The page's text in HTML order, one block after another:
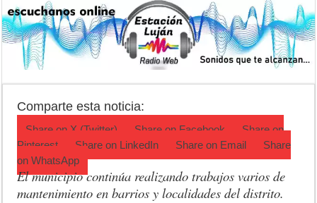
Luján volvió al Campeonato Provincial de bochas
Torres se prepara para una nueva fiesta gastronómica
Patentes: La Provincia lanzó un asistente virtual para consultar
Detuvieron a la mujer que acompañaba al acusado de balear a un
Comparte esta noticia:
Share on X (Twitter) Share on Facebook
Share on
Pinterest
Share on LinkedIn Share on Email
Share
onWhatsApp
El municipio continúa realizando trabajos varios de
mantenimiento en barrios y localidades del distrito.